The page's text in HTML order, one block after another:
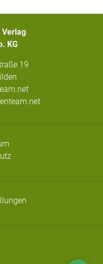
Verlag
KG
19